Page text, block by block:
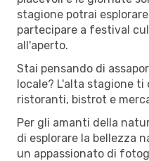
stagione potrai
partecipare a festival
all'aperto.
Stai pensando di
locale? L'alta stagione
ristoranti, bistrot e
Per gli amanti della
di esplorare la bellezza
un appassionato di